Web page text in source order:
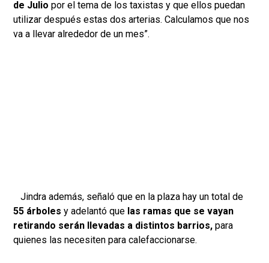
de Julio por el tema de los taxistas y que ellos puedan
utilizar después estas dos arterias. Calculamos que nos
va a llevar alrededor de un mes”.
Jindra además, señaló que en la plaza hay un total de
55 árboles y adelantó que las ramas que se vayan
retirando serán llevadas a distintos barrios, para
quienes las necesiten para calefaccionarse.